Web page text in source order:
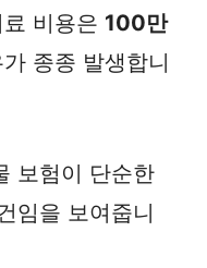
비용은 100만
종종 발생합니
보험이 단순한
임을 보여줍니